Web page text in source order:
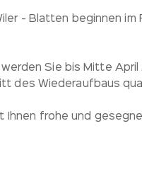
- Blatten beginnen
Sie bis Mitte
des Wiederaufbaus
Ihnen frohe und